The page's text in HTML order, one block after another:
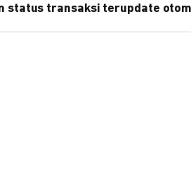
status transaksi terupdate